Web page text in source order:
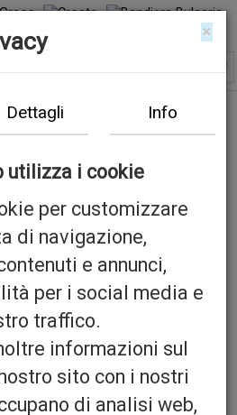
×
Dettagli Info
utilizza i cookie
per customizzare
di navigazione,
e annunci,
per i social media e
traffico.
informazioni sul
sito con i nostri
di analisi web,